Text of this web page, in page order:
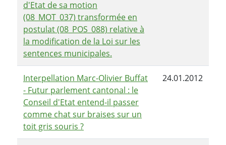
d'Etat de sa motion
(08_MOT_037) transformée en
postulat (08_POS_088) relative à
la modification de la Loi sur les
sentences municipales.
Interpellation Marc-Olivier Buffat
- Futur parlement cantonal : le
Conseil d'Etat entend-il passer
comme chat sur braises sur un
toit gris souris ?
24.01.2012